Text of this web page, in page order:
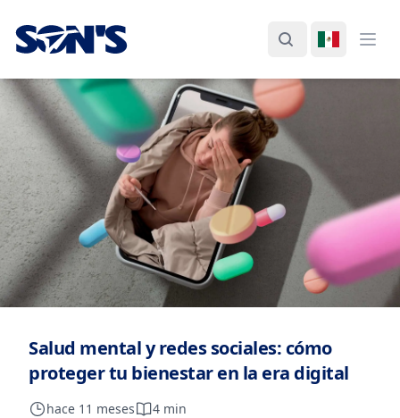
Laboratorios Química Son's
BuscarCambiar
Salud mental y redes sociales: cómo
proteger tu bienestar en la era digital
hace 11 meses 4 min